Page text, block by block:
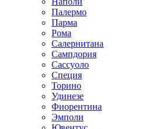
Палермо
Парма
Рома
Салернитана
Сампдория
Сассуоло
Специя
Торино
Удинезе
Фиорентина
Эмполи